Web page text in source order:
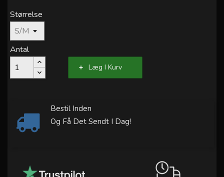
Størrelse
Antal
Læg I Kurv
Bestil Inden
Og Få Det Sendt I Dag!